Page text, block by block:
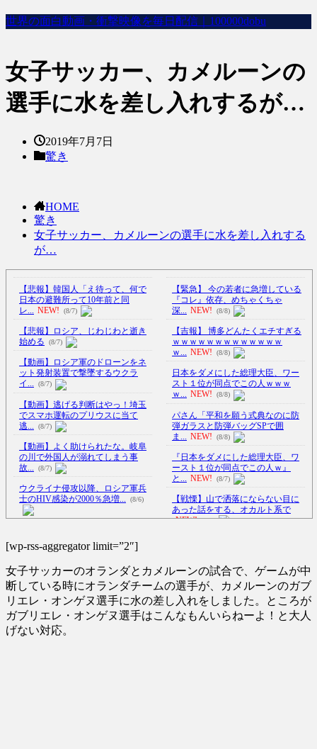
世界の面白動画・衝撃映像を毎日配信｜100000dobu
女子サッカー、カメルーンの
選手に水を差し入れするが…
2019年7月7日
驚き
HOME
驚き
女子サッカー、カメルーンの選手に水を差し入れする
が…
【悲報】韓国人「え待って、何で
日本の避難所って10年前と同
レ...
NEW! (8/7)
【悲報】ロシア、じわじわと逝き
始める
(8/7)
【動画】ロシア軍のドローンをネ
ット発射装置で撃墜するウクラ
イ...
(8/7)
【動画】逃げる判断はやっ！埼玉
でスマホ運転のプリウスに当て
逃...
(8/7)
【動画】よく助けられたな。岐阜
の川で外国人が溺れてしまう事
故...
(8/7)
ウクライナ侵攻以降、ロシア軍兵
士のHIV感染が2000％急増...
(8/6)
年…「平和の価値をより堅固に...
(8/5)
【恐怖】22歳女さん、商業施設で
通りすがりの面識の無いJC
に...
NEW!
1944年7月、グアム島に上陸作戦を
展開する米海兵隊を空撮！
NEW!
(8/8)
【緊急】 今の若者に急増している
『コレ』依存、めちゃくちゃ
深...
NEW! (8/8)
【吉報】 博多どんたくエチすぎる
ｗｗｗｗｗｗｗｗｗｗｗｗｗ
ｗ... NEW! (8/8)
日本をダメにした総理大臣、ワー
スト１位が同点でこの人ｗｗｗ
ｗ... NEW! (8/8)
パさん「平和を願う式典なのに防
弾ガラスと防弾バッグSPで囲
ま...
NEW! (8/8)
『日本をダメにした総理大臣、ワ
ースト１位が同点でこの人ｗ』
と...
NEW! (8/7)
【戦慄】山で洒落にならない目に
あった話をする、オカルト系で
NEW! (8/7)
【Xの車窓から】整備士が2度見す
る現場猫案件 ほか
ハードオフに売っていた4万4000円
のフィギュアがヤバすぎる...
[wp-rss-aggregator limit=”2″]
女子サッカーのオランダとカメルーンの試合で、ゲームが中
断している時にオランダチームの選手が、カメルーンのガブ
リエレ・オンゲヌ選手に水の差し入れをしました。ところが
ガブリエレ・オンゲヌ選手はこんなもんいらねーよ！と大人
げない対応。